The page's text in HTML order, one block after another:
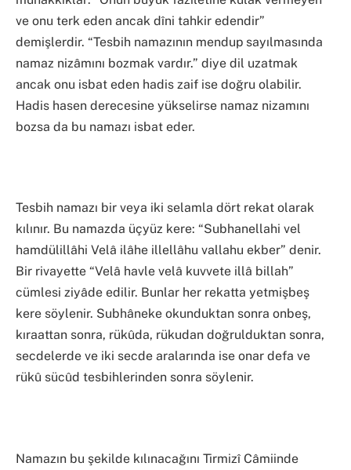
ve onu terk eden ancak dîni tahkir edendir”
demişlerdir. “Tesbih namazının mendup sayılmasında
namaz nizâmını bozmak vardır.” diye dil uzatmak
ancak onu isbat eden hadis zaif ise doğru olabilir.
Hadis hasen derecesine yükselirse namaz nizamını
bozsa da bu namazı isbat eder.
Tesbih namazı bir veya iki selamla dört rekat olarak
kılınır. Bu namazda üçyüz kere: “Subhanellahi vel
hamdülillâhi Velâ ilâhe illellâhu vallahu ekber” denir.
Bir rivayette “Velâ havle velâ kuvvete illâ billah”
cümlesi ziyâde edilir. Bunlar her rekatta yetmişbeş
kere söylenir. Subhâneke okunduktan sonra onbeş,
kıraattan sonra, rükûda, rükudan doğrulduktan sonra,
secdelerde ve iki secde aralarında ise onar defa ve
rükû sücûd tesbihlerinden sonra söylenir.
Namazın bu şekilde kılınacağını Tirmizî Câmiinde